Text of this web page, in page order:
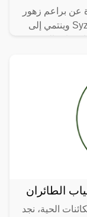
عن براعم زهور
مجففة من شجرة “Syzygium aromaticum وينتمي إلى
الطائران
الحية، نجد